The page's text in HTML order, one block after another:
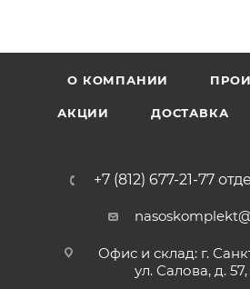
О КОМПАНИИ
АКЦИИ ДОСТАВКА
+7 (812) 677-21-77
Офис и склад: г.
ул. Салова, д.